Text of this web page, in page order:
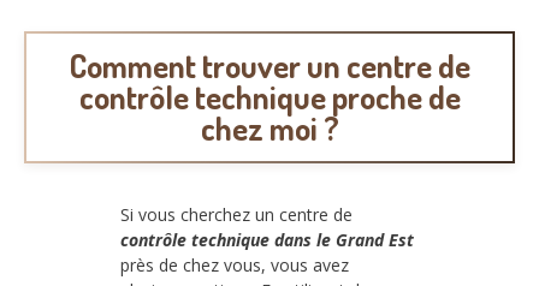
Comment trouver un centre de
contrôle technique proche de
chez moi ?
Si vous cherchez un centre de
contrôle technique dans le Grand Est
près de chez vous, vous avez